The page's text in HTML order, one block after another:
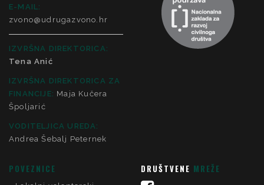
E-MAIL:
zvono@udrugazvono.hr
IZVRŠNA DIREKTORICA:
Tena Anić
IZVRŠNA DIREKTORICA ZA
FINANCIJE: Maja Kučera
Špoljarić
VODITELJICA UREDA:
Andrea Šebalj Peternek
POVEZNICE DRUŠTVENE MREŽE